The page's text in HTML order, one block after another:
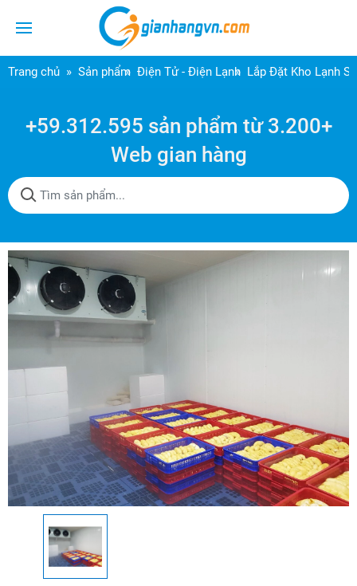
Trang chủ Sản phẩm Điện Tử - Điện Lạnh Lắp Đặt Kho Lạnh
+59.312.595 sản phẩm từ 3.200+
Web gian hàng